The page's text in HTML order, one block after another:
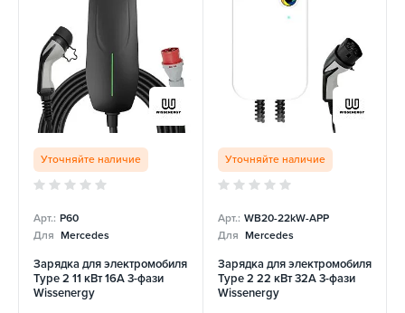
Уточняйте наличие
Арт.: P60
Для Mercedes
Зарядка для электромобиля
Type 2 11 кВт 16A 3-фази
Wissenergy
Уточняйте наличие
Арт.: WB20-22kW-APP
Для Mercedes
Зарядка для электромобиля
Type 2 22 кВт 32A 3-фази
Wissenergy